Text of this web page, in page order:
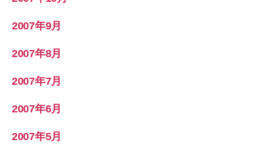
2007年9月
2007年8月
2007年7月
2007年6月
2007年5月